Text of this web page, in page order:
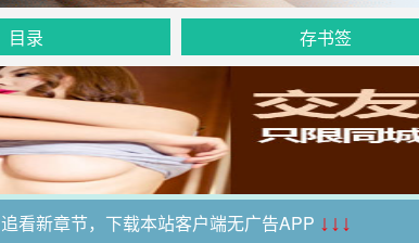
目录 存书签
追看新章节，下载本站客户端无广告APP ↓↓↓